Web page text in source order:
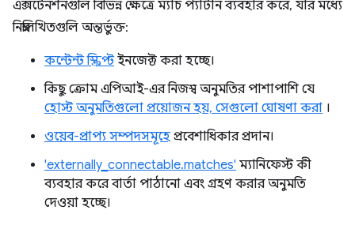
এক্সটেনশনগুলি বিভিন্ন ক্ষেত্রে ম্যাচ প্যাটার্ন ব্যবহার করে, যার মধ্যে
নিম্নলিখিতগুলি অন্তর্ভুক্ত:
কন্টেন্ট স্ক্রিপ্টইনজেক্ট করা হচ্ছে।
কিছু ক্রোম এপিআই-এর নিজস্ব অনুমতির পাশাপাশি যে
হোস্ট অনুমতিগুলো প্রয়োজন হয়, সেগুলো ঘোষণা করা ।
ওয়েব-প্রাপ্য সম্পদসমূহে প্রবেশাধিকার প্রদান।
'externally_connectable.matches' ম্যানিফেস্ট কী
ব্যবহার করে বার্তা পাঠানো এবং গ্রহণ করার অনুমতি
দেওয়া হচ্ছে।